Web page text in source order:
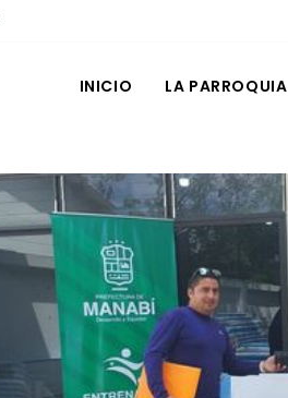
INICIO LA PARROQUIA